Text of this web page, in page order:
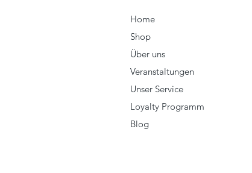
Home
Shop
Über uns
Veranstaltungen
Unser Service
Loyalty Programm
Blog